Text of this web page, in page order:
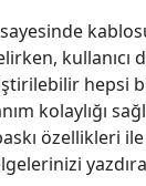
kullanıcı
hepsi
kolaylığı
özellikleri